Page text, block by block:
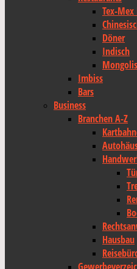
Tex-Mex
Döner
Indisch
Imbiss
Bars
Business
Branchen A-Z
Hausbau